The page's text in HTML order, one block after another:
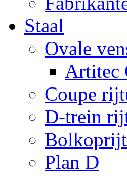
Staal
Ovale
Artitec
Coupe
D-trein
Plan D